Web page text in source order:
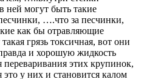
ней могут быть такие
….что за песчинки,
как бы отравляющие
грязь токсичная, вот они
и хорошую жидкость
переваривания этих крупинок,
это у них и становится калом